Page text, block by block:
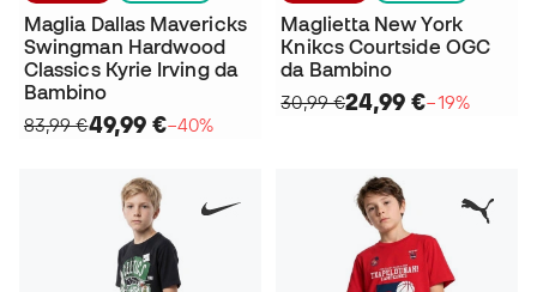
Maglia Dallas Mavericks
Swingman Hardwood
Classics Kyrie Irving da
Bambino
83,99 €49,99 €−40%
Maglietta New York
Knikcs Courtside OGC
da Bambino
30,99 €24,99 €−19%